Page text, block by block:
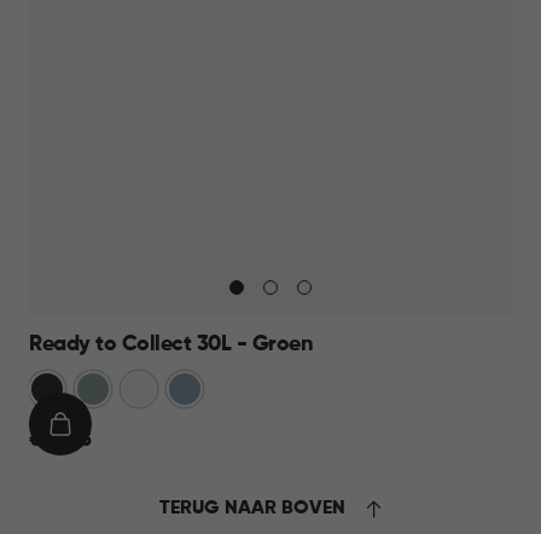
Ready to Collect 30L - Groen
Donkergrijs
Groen Blauw
€
€ 24,95
IN
TERUG NAAR BOVEN